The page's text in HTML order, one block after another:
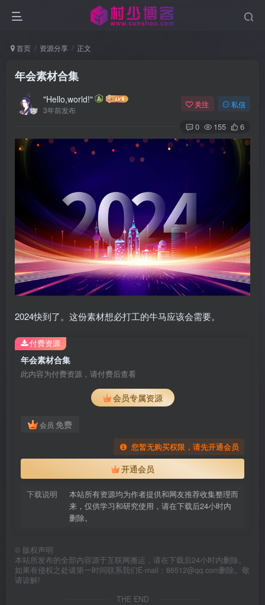
首页 资源分享 正文
年会素材合集
"Hello,world!"
3年前发布
关注 私信
0 155 6
2024快到了。这份素材想必打工的牛马应该会需要。
年会素材合集
此内容为付费资源，请付费后查看
会员专属资源
会员 免费
您暂无购买权限，请先开通会员
开通会员
下载说明
本站所有资源均为作者提供和网友推荐收集整理而
来，仅供学习和研究使用，请在下载后24小时内
删除。
付费资源
© 版权声明
本站所发布的全部内容源于互联网搬运，请在下载后24小时内删除。
如果有侵权之处请第一时间联系我们E-mail：86512@qq.com删除。敬
请谅解!
THE END